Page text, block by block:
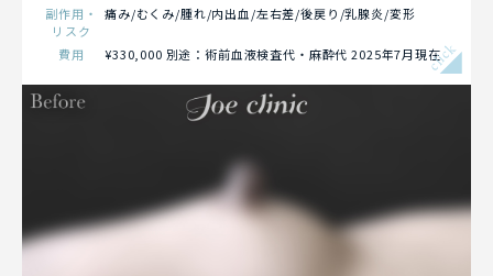
副作用・
リスク
痛み/むくみ/腫れ/内出血/左右差/後戻り/乳腺炎/変形
費用 ¥330,000 別途：術前血液検査代・麻酔代 2025年7月現在click